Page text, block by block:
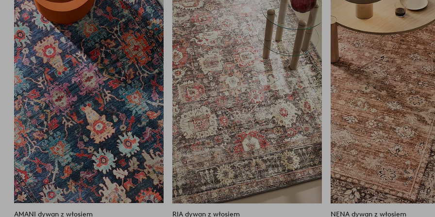
ulubionych
AMANI dywan z włosiem
ulubionych
RIA dywan z włosiem NENA dywan z włosiem